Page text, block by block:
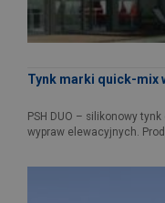
Tynk marki quick-mix
PSH DUO – silikonowy
wypraw elewacyjnych.